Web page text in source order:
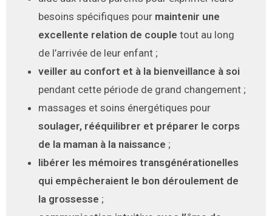
besoins spécifiques pour maintenir une
excellente relation de couple tout au long
de l’arrivée de leur enfant ;
veiller au confort et à la bienveillance à soi
pendant cette période de grand changement ;
massages et soins énergétiques pour
soulager, rééquilibrer et préparer le corps
de la maman à la naissance ;
libérer les mémoires transgénérationelles
qui empêcheraient le bon déroulement de
la grossesse ;